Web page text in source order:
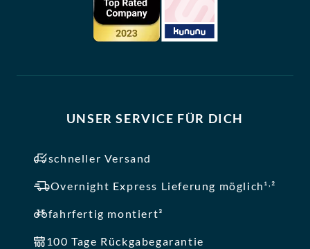
UNSER SERVICE FÜR DICH
schneller Versand
Overnight Express Lieferung möglich¹,²
fahrfertig montiert³
100 Tage Rückgabegarantie